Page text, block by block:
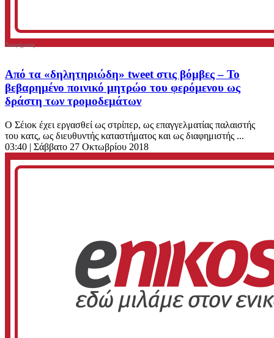
Από τα «δηλητηριώδη» tweet στις βόμβες – Το
βεβαρημένο ποινικό μητρώο του φερόμενου ως
δράστη των τρομοδεμάτων
Ο Σέιοκ έχει εργασθεί ως στρίπερ, ως επαγγελματίας παλαιστής
του κατς, ως διευθυντής καταστήματος και ως διαφημιστής ...
03:40 | Σάββατο 27 Οκτωβρίου 2018